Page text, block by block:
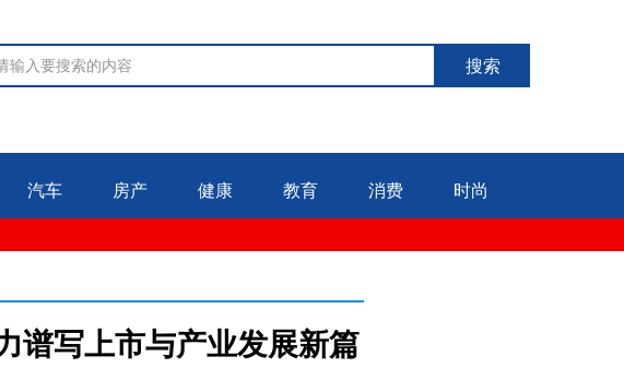
搜索
汽车 房产 健康 教育 消费 时尚
谱写上市与产业发展新篇